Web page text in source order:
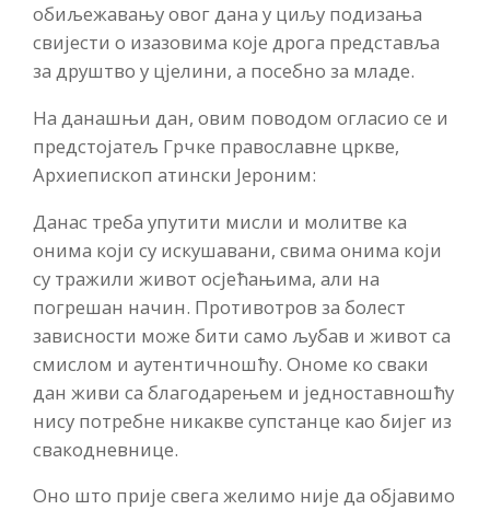
обиљежавању овог дана у циљу подизања
свијести о изазовима које дрога представља
за друштво у цјелини, а посебно за младе.
На данашњи дан, овим поводом огласио се и
предстојатељ Грчке православне цркве,
Архиепископ атински Јероним:
Данас треба упутити мисли и молитве ка
онима који су искушавани, свима онима који
су тражили живот осјећањима, али на
погрешан начин. Противотров за болест
зависности може бити само љубав и живот са
смислом и аутентичношћу. Ономе ко сваки
дан живи са благодарењем и једноставношћу
нису потребне никакве супстанце као бијег из
свакодневнице.
Оно што прије свега желимо није да објавимо